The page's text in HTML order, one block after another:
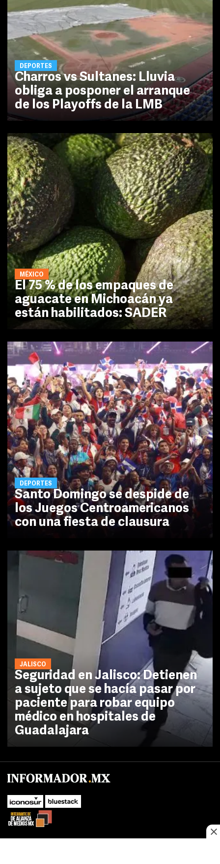
DEPORTES
Charros vs Sultanes: Lluvia
obliga a posponer el arranque
de los Playoffs de la LMB
MÉXICO
El 75 % de los empaques de
aguacate en Michoacán ya
están habilitados: SADER
DEPORTES
Santo Domingo se despide de
los Juegos Centroamericanos
con una fiesta de clausura
JALISCO
Seguridad en Jalisco: Detienen
a sujeto que se hacía pasar por
paciente para robar equipo
médico en hospitales de
Guadalajara